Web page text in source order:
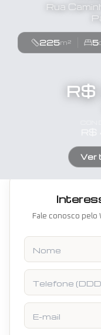
Rua
225m² 5
R$
Ver
Fale conosco pelo
Nome
Telefone
E-mail